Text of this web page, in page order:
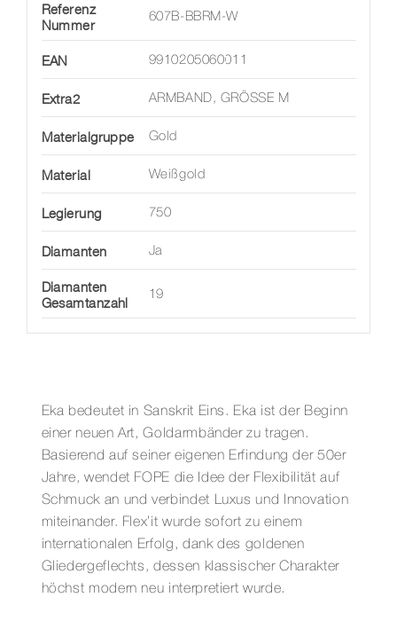
Referenz
Nummer
607B-BBRM-W
EAN 9910205060011
Extra2 ARMBAND, GRÖSSE M
Materialgruppe Gold
Material Weißgold
Legierung 750
Diamanten Ja
Diamanten
Gesamtanzahl
19
Eka bedeutet in Sanskrit Eins. Eka ist der Beginn
einer neuen Art, Goldarmbänder zu tragen.
Basierend auf seiner eigenen Erfindung der 50er
Jahre, wendet FOPE die Idee der Flexibilität auf
Schmuck an und verbindet Luxus und Innovation
miteinander. Flex’it wurde sofort zu einem
internationalen Erfolg, dank des goldenen
Gliedergeflechts, dessen klassischer Charakter
höchst modern neu interpretiert wurde.